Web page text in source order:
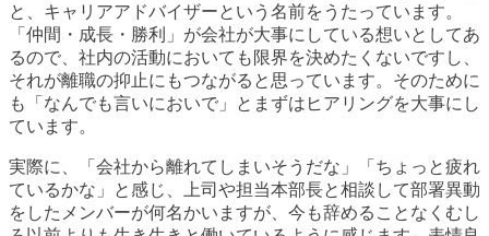
と、キャリアアドバイザーという名前をうたっています。
「仲間・成長・勝利 」が会社が大事にしている想いとしてあ
るので、社内の活動においても限界を決めたくないですし、
それが離職の抑止にもつながると思っています。そのために
も「なんでも言いにおいで」とまずはヒアリングを大事にし
ています。
実際に、「会社から離れてしまいそうだな」「ちょっと疲れ
ているかな」と感じ、上司や担当本部長と相談して部署異動
をしたメンバーが何名かいますが、今も辞めることなくむし